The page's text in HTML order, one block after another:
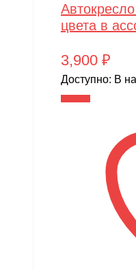
цвета в
3,900 ₽
Доступно: В